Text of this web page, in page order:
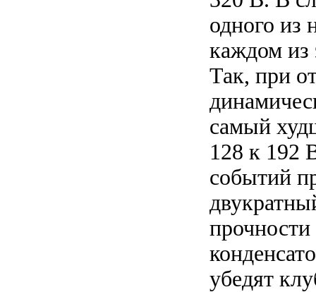
одного из
каждом из
Так, при
самый
128 к 192
событий
убедят